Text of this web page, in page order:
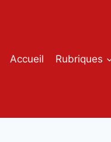
Accueil
Rubriques